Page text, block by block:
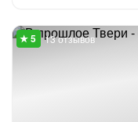
13 отзывов